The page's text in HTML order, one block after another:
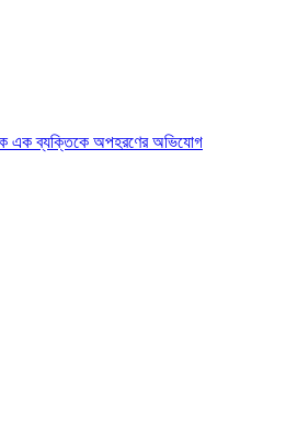
এক ব্যক্তিকে অপহরণের অভিযোগ